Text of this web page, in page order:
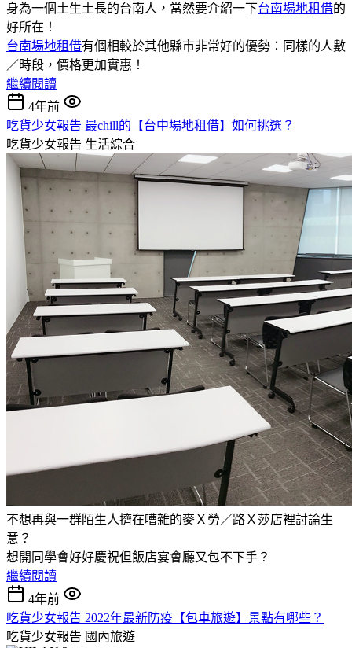
身為一個土生土長的台南人，當然要介紹一下台南場地租借的
好所在！
台南場地租借有個相較於其他縣市非常好的優勢：同樣的人數
／時段，價格更加實惠！
繼續閱讀
4年前
吃貨少女報告 最chill的【台中場地租借】如何挑選？
吃貨少女報告 生活綜合
不想再與一群陌生人擠在嘈雜的麥Ｘ勞／路Ｘ莎店裡討論生
意？
想開同學會好好慶祝但飯店宴會廳又包不下手？
繼續閱讀
4年前
吃貨少女報告 2022年最新防疫【包車旅遊】景點有哪些？
吃貨少女報告 國內旅遊